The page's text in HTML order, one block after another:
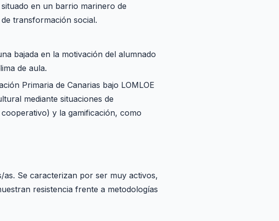
en un barrio marinero de
transformación social.
bajada en la motivación del alumnado
de aula.
Primaria de Canarias bajo LOMLOE
mediante situaciones de
y la gamificación, como
Se caracterizan por ser muy activos,
resistencia frente a metodologías